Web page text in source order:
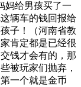
妈给男孩买了一
辆车的钱回报给
子！（河南省教
肯定都是已经很
钱才会有的，那
被玩家们抛弃，
一个就是金币